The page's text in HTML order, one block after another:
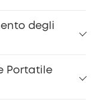
degli
Portatile